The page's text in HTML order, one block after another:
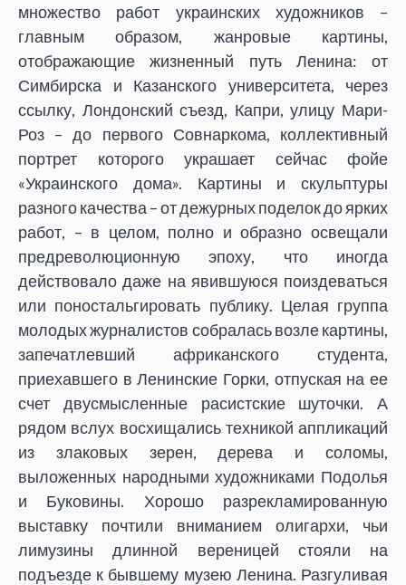
множество работ украинских художников –
главным образом, жанровые картины,
отображающие жизненный путь Ленина: от
Симбирска и Казанского университета, через
ссылку, Лондонский съезд, Капри, улицу Мари-
Роз – до первого Совнаркома, коллективный
портрет которого украшает сейчас фойе
«Украинского дома». Картины и скульптуры
разного качества – от дежурных поделок до ярких
работ, – в целом, полно и образно освещали
предреволюционную эпоху, что иногда
действовало даже на явившуюся поиздеваться
или поностальгировать публику. Целая группа
молодых журналистов собралась возле картины,
запечатлевший африканского студента,
приехавшего в Ленинские Горки, отпуская на ее
счет двусмысленные расистские шуточки. А
рядом вслух восхищались техникой аппликаций
из злаковых зерен, дерева и соломы,
выложенных народными художниками Подолья
и Буковины. Хорошо разрекламированную
выставку почтили вниманием олигархи, чьи
лимузины длинной вереницей стояли на
подъезде к бывшему музею Ленина. Разгуливая